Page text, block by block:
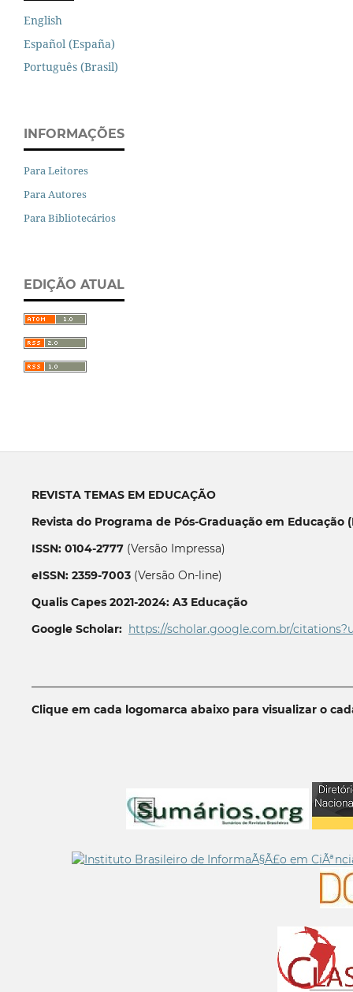
English
Español (España)
Português (Brasil)
INFORMAÇÕES
Para Leitores
Para Autores
Para Bibliotecários
EDIÇÃO ATUAL
REVISTA TEMAS EM EDUCAÇÃO
Revista do Programa de Pós-Graduação em Educação
ISSN: 0104-2777(Versão Impressa)
eISSN: 2359-7003(Versão On-line)
Qualis Capes 2021-2024: A3 Educação
Google Scholar: https://scholar.google.com.br/
Clique em cada logomarca abaixo para visualizar o